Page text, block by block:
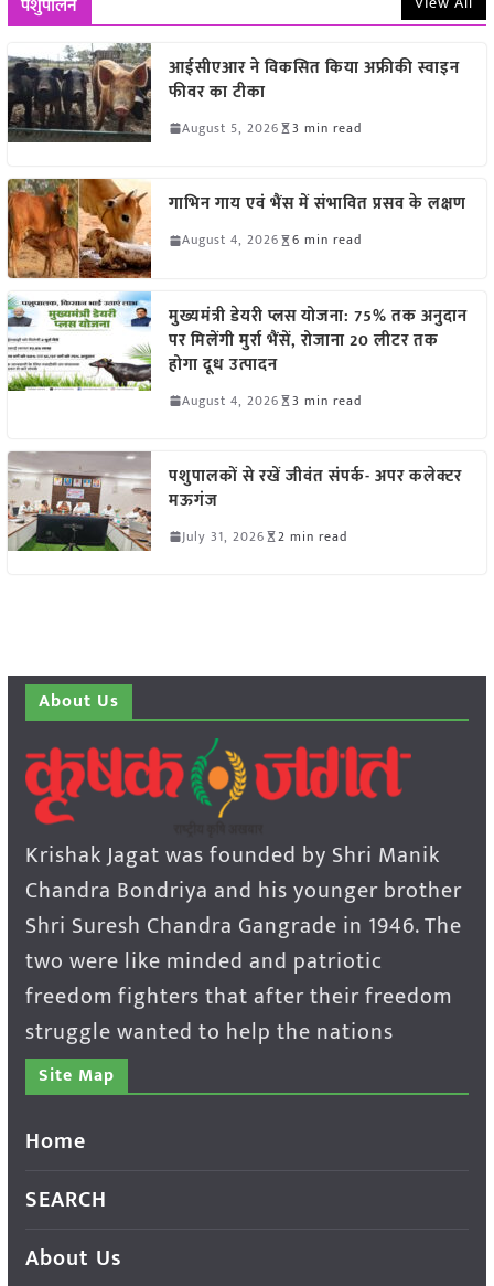
पशुपालन
आईसीएआर ने विकसित किया अफ्रीकी स्वाइन
फीवर का टीका
August 5, 2026 3 min read
गाभिन गाय एवं भैंस में संभावित प्रसव के लक्षण
August 4, 2026 6 min read
मुख्यमंत्री डेयरी प्लस योजना: 75% तक अनुदान
पर मिलेंगी मुर्रा भैंसें, रोजाना 20 लीटर तक
होगा दूध उत्पादन
August 4, 2026 3 min read
पशुपालकों से रखें जीवंत संपर्क- अपर कलेक्टर
मऊगंज
July 31, 2026 2 min read
About Us
Krishak Jagat was founded by Shri Manik
Chandra Bondriya and his younger brother
Shri Suresh Chandra Gangrade in 1946. The
two were like minded and patriotic
freedom fighters that after their freedom
struggle wanted to help the nations
Site Map
Home
SEARCH
About Us